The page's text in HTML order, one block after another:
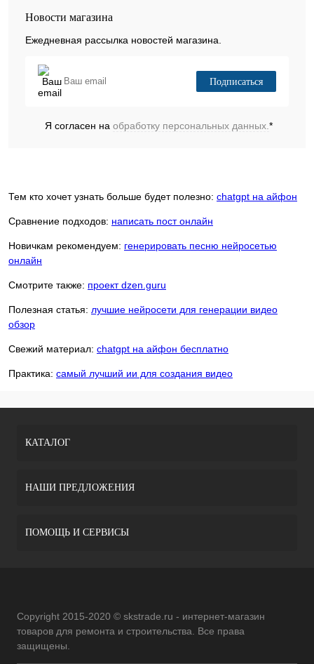
Новости магазина
Ежедневная рассылка новостей магазина.
Подписаться
Я согласен на обработку персональных данных.*
Тем кто хочет узнать больше будет полезно: chatgpt на айфон
Сравнение подходов: написать пост онлайн
Новичкам рекомендуем: генерировать песню нейросетью
онлайн
Смотрите также: проект dzen.guru
Полезная статья: лучшие нейросети для генерации видео
обзор
Свежий материал: chatgpt на айфон бесплатно
Практика: самый лучший ии для создания видео
КАТАЛОГ
НАШИ ПРЕДЛОЖЕНИЯ
ПОМОЩЬ И СЕРВИСЫ
Copyright 2015-2020 © skstrade.ru - интернет-магазин
товаров для ремонта и строительства. Все права
защищены.